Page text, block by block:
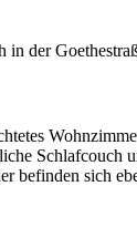
in der
sich